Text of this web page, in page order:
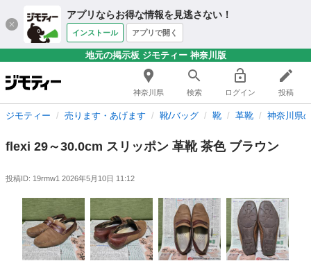
アプリならお得な情報を見逃さない！
インストール アプリで開く
地元の掲示板 ジモティー 神奈川版
神奈川県 検索 ログイン 投稿
ジモティー 売ります・あげます 靴/バッグ 靴 革靴 神奈川県
flexi 29～30.0cm スリッポン 革靴 茶色 ブラウン
投稿ID: 19rmw1 2026年5月10日 11:12